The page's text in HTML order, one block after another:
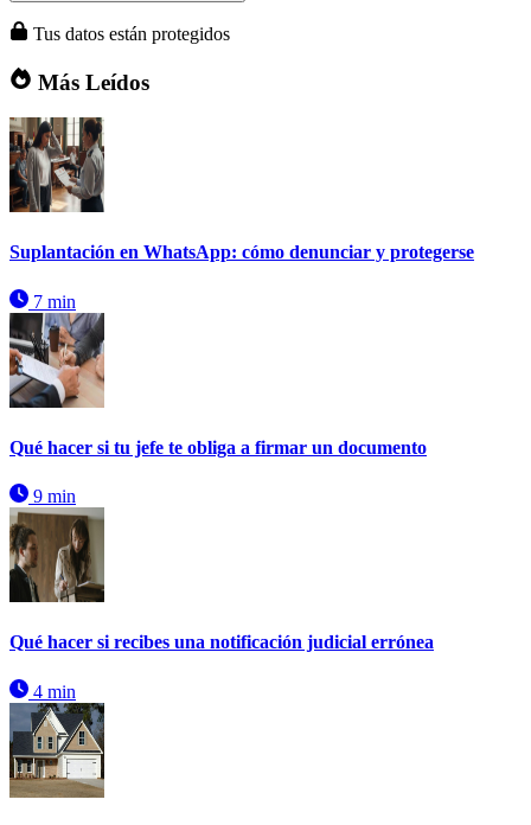
Tus datos están protegidos
Más Leídos
Suplantación en WhatsApp: cómo denunciar y protegerse
7 min
Qué hacer si tu jefe te obliga a firmar un documento
9 min
Qué hacer si recibes una notificación judicial errónea
4 min